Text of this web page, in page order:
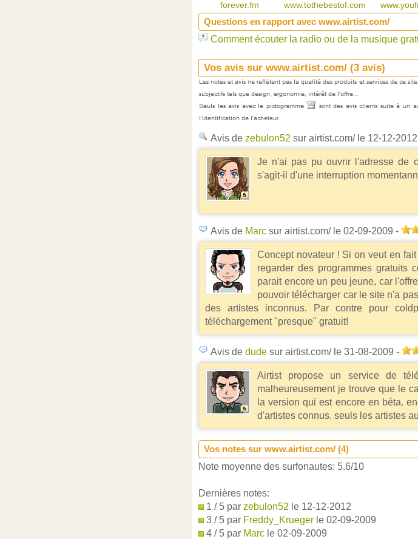
forever.fm www.tothebestof.com
Questions en rapport avec www.airtist.com/
Comment écouter la radio ou de la musique
Vos avis sur www.airtist.com/ (3 avis)
Avis de zebulon52 sur airtist.com/le 12-12-2012
Je n'ai pas pu ouvrir l'adresse de
s'agit-il d'une interruption
Avis de Marc sur airtist.com/le 02-09-2009 -
Concept novateur ! Si on veut en
regarder des programmes
parait encore un peu jeune, car
pouvoir télécharger car le site n'a
des artistes inconnus. Par contre pour
téléchargement "presque" gratuit!
Avis de dude sur airtist.com/le 31-08-2009 -
Airtist propose un service de
malheureusement je trouve que le
la version qui est encore en béta.
d'artistes connus. seuls les artistes
Vos notes sur www.airtist.com/ (4)
Note moyenne des surfonautes: 5.6/10
Dernières notes:
1 / 5 par zebulon52 le 12-12-2012
3 / 5 par Freddy_Krueger le 02-09-2009
4 / 5 par Marc le 02-09-2009